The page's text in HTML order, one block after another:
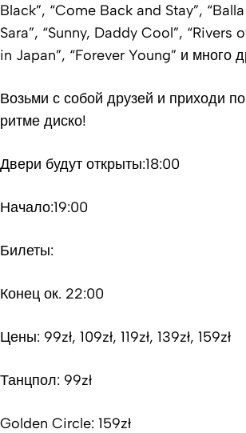
Black”, “Come Back and Stay”,
Sara”, “Sunny, Daddy Cool”, “Rivers
in Japan”, “Forever Young” и много
Возьми с собой друзей и приходи
ритме диско!
Двери будут открыты:18:00
Начало:19:00
Билеты:
Конец ок. 22:00
Цены: 99zł, 109zł, 119zł, 139zł, 159zł
Танцпол: 99zł
Golden Circle: 159zł